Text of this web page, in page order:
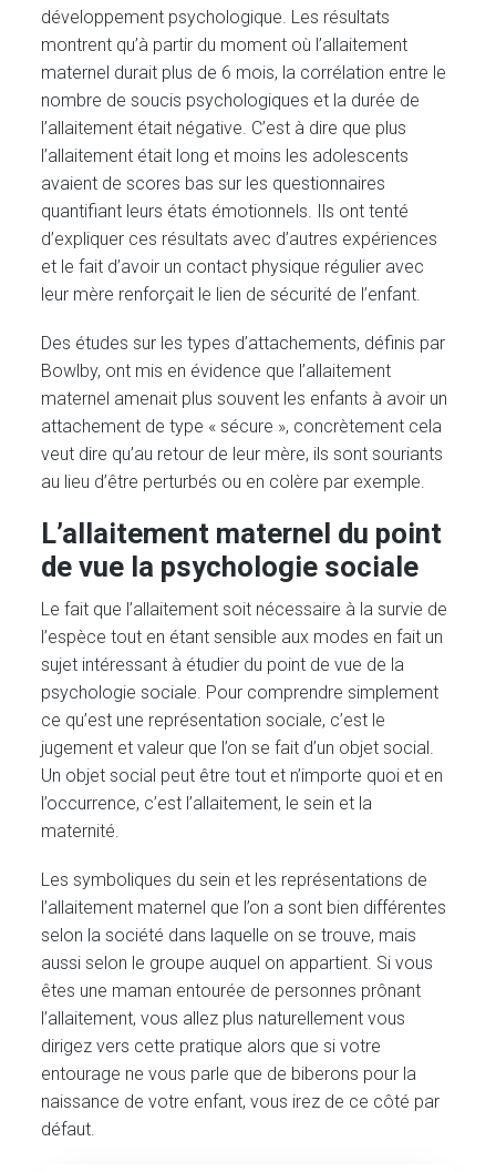
développement psychologique. Les résultats
montrent qu’à partir du moment où l’allaitement
maternel durait plus de 6 mois, la corrélation entre le
nombre de soucis psychologiques et la durée de
l’allaitement était négative. C’est à dire que plus
l’allaitement était long et moins les adolescents
avaient de scores bas sur les questionnaires
quantifiant leurs états émotionnels. Ils ont tenté
d’expliquer ces résultats avec d’autres expériences
et le fait d’avoir un contact physique régulier avec
leur mère renforçait le lien de sécurité de l’enfant.
Des études sur les types d’attachements, définis par
Bowlby, ont mis en évidence que l’allaitement
maternel amenait plus souvent les enfants à avoir un
attachement de type « sécure », concrètement cela
veut dire qu’au retour de leur mère, ils sont souriants
au lieu d’être perturbés ou en colère par exemple.
L’allaitement maternel du point
de vue la psychologie sociale
Le fait que l’allaitement soit nécessaire à la survie de
l’espèce tout en étant sensible aux modes en fait un
sujet intéressant à étudier du point de vue de la
psychologie sociale. Pour comprendre simplement
ce qu’est une représentation sociale, c’est le
jugement et valeur que l’on se fait d’un objet social.
Un objet social peut être tout et n’importe quoi et en
l’occurrence, c’est l’allaitement, le sein et la
maternité.
Les symboliques du sein et les représentations de
l’allaitement maternel que l’on a sont bien différentes
selon la société dans laquelle on se trouve, mais
aussi selon le groupe auquel on appartient. Si vous
êtes une maman entourée de personnes prônant
l’allaitement, vous allez plus naturellement vous
dirigez vers cette pratique alors que si votre
entourage ne vous parle que de biberons pour la
naissance de votre enfant, vous irez de ce côté par
défaut.